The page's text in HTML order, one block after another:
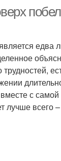
едва
с
всего